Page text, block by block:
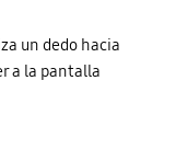
un dedo hacia
a la pantalla